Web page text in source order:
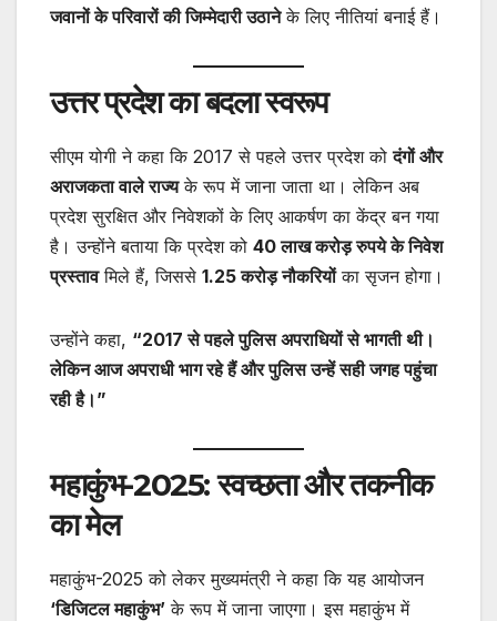
जवानों के परिवारों की जिम्मेदारी उठानेके लिए नीतियां बनाई हैं।
उत्तर प्रदेश का बदला स्वरूप
सीएम योगी ने कहा कि 2017 से पहले उत्तर प्रदेश कोदंगों और
अराजकता वाले राज्यके रूप में जाना जाता था। लेकिन अब
प्रदेश सुरक्षित और निवेशकों के लिए आकर्षण का केंद्र बन गया
है। उन्होंने बताया कि प्रदेश को 40 लाख करोड़ रुपये के निवेश
प्रस्तावमिले हैं, जिससे 1.25 करोड़ नौकरियोंका सृजन होगा।
उन्होंने कहा, “2017 से पहले पुलिस अपराधियों से भागती थी।
लेकिन आज अपराधी भाग रहे हैं और पुलिस उन्हें सही जगह पहुंचा
रही है।”
महाकुंभ-2025: स्वच्छता और तकनीक
का मेल
महाकुंभ-2025 को लेकर मुख्यमंत्री ने कहा कि यह आयोजन
‘डिजिटल महाकुंभ’ के रूप में जाना जाएगा। इस महाकुंभ में